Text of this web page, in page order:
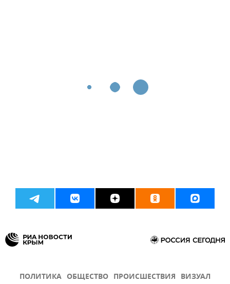
ПОЛИТИКА ОБЩЕСТВО ПРОИСШЕСТВИЯ ВИЗУАЛ